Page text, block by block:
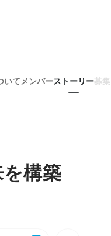
いて メンバーストーリー募集
構築